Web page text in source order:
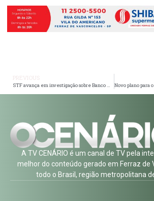
STF avança em investigação sobre Banco Master e agenda nova rodada de depoimentos
A TV CENÁRIO é um canal de TV pela
melhor do conteúdo gerado em Ferraz de
todo o Brasil, região metropolitana